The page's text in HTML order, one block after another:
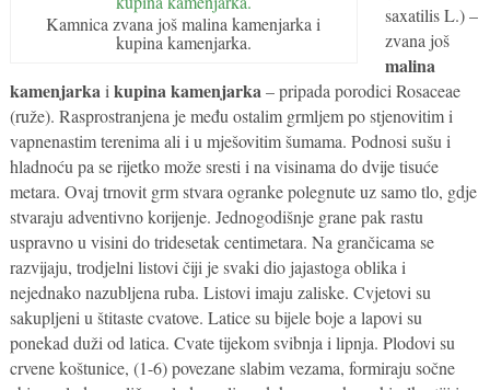
Kamnica zvana još malina kamenjarka i
kupina kamenjarka.
saxatilis L.) –
zvana još
malina
kamenjarkai kupina kamenjarka– pripada porodici Rosaceae
(ruže). Rasprostranjena je među ostalim grmljem po stjenovitim i
vapnenastim terenima ali i u mješovitim šumama. Podnosi sušu i
hladnoću pa se rijetko može sresti i na visinama do dvije tisuće
metara. Ovaj trnovit grm stvara ogranke polegnute uz samo tlo, gdje
stvaraju adventivno korijenje. Jednogodišnje grane pak rastu
uspravno u visini do tridesetak centimetara. Na grančicama se
razvijaju, trodjelni listovi čiji je svaki dio jajastoga oblika i
nejednako nazubljena ruba. Listovi imaju zaliske. Cvjetovi su
sakupljeni u štitaste cvatove. Latice su bijele boje a lapovi su
ponekad duži od latica. Cvate tijekom svibnja i lipnja. Plodovi su
crvene koštunice, (1-6) povezane slabim vezama, formiraju sočne